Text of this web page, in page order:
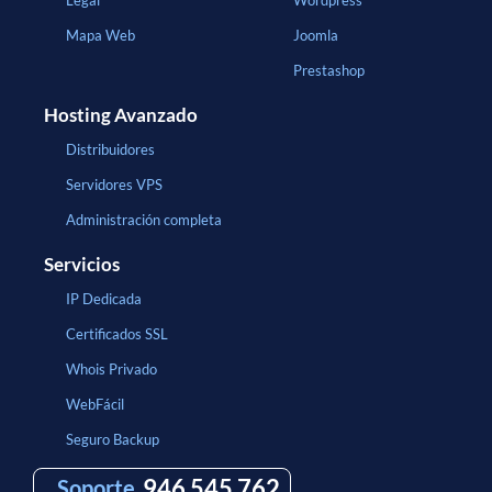
Mapa Web
Joomla
Prestashop
Hosting Avanzado
Distribuidores
Servidores VPS
Administración completa
Servicios
IP Dedicada
Certificados SSL
Whois Privado
WebFácil
Seguro Backup